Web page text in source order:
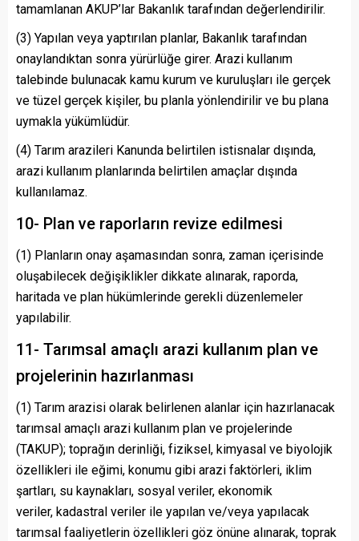
tamamlanan AKUP’lar Bakanlık tarafından değerlendirilir.
(3) Yapılan veya yaptırılan planlar, Bakanlık tarafından
onaylandıktan sonra yürürlüğe girer. Arazi kullanım
talebinde bulunacak kamu kurum ve kuruluşları ile gerçek
ve tüzel gerçek kişiler, bu planla yönlendirilir ve bu plana
uymakla yükümlüdür.
(4) Tarım arazileri Kanunda belirtilen istisnalar dışında,
arazi kullanım planlarında belirtilen amaçlar dışında
kullanılamaz.
10- Plan ve raporların revize edilmesi
(1) Planların onay aşamasından sonra, zaman içerisinde
oluşabilecek değişiklikler dikkate alınarak, raporda,
haritada ve plan hükümlerinde gerekli düzenlemeler
yapılabilir.
11- Tarımsal amaçlı arazi kullanım plan ve
projelerinin hazırlanması
(1) Tarım arazisi olarak belirlenen alanlar için hazırlanacak
tarımsal amaçlı arazi kullanım plan ve projelerinde
(TAKUP); toprağın derinliği, fiziksel, kimyasal ve biyolojik
özellikleri ile eğimi, konumu gibi arazi faktörleri, iklim
şartları, su kaynakları, sosyal veriler, ekonomik
veriler, kadastral veriler ile yapılan ve/veya yapılacak
tarımsal faaliyetlerin özellikleri göz önüne alınarak, toprak